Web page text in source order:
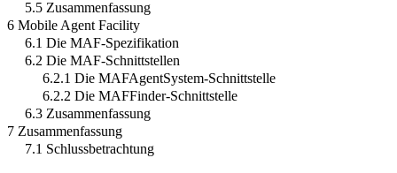
5.5 Zusammenfassung
6 Mobile Agent Facility
6.1 Die MAF-Spezifikation
6.2 Die MAF-Schnittstellen
6.2.1 Die MAFAgentSystem-Schnittstelle
6.2.2 Die MAFFinder-Schnittstelle
6.3 Zusammenfassung
7 Zusammenfassung
7.1 Schlussbetrachtung